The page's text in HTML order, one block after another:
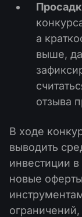
а
выше,
отзыва
В ходе
выводить
инвестиции в
новые